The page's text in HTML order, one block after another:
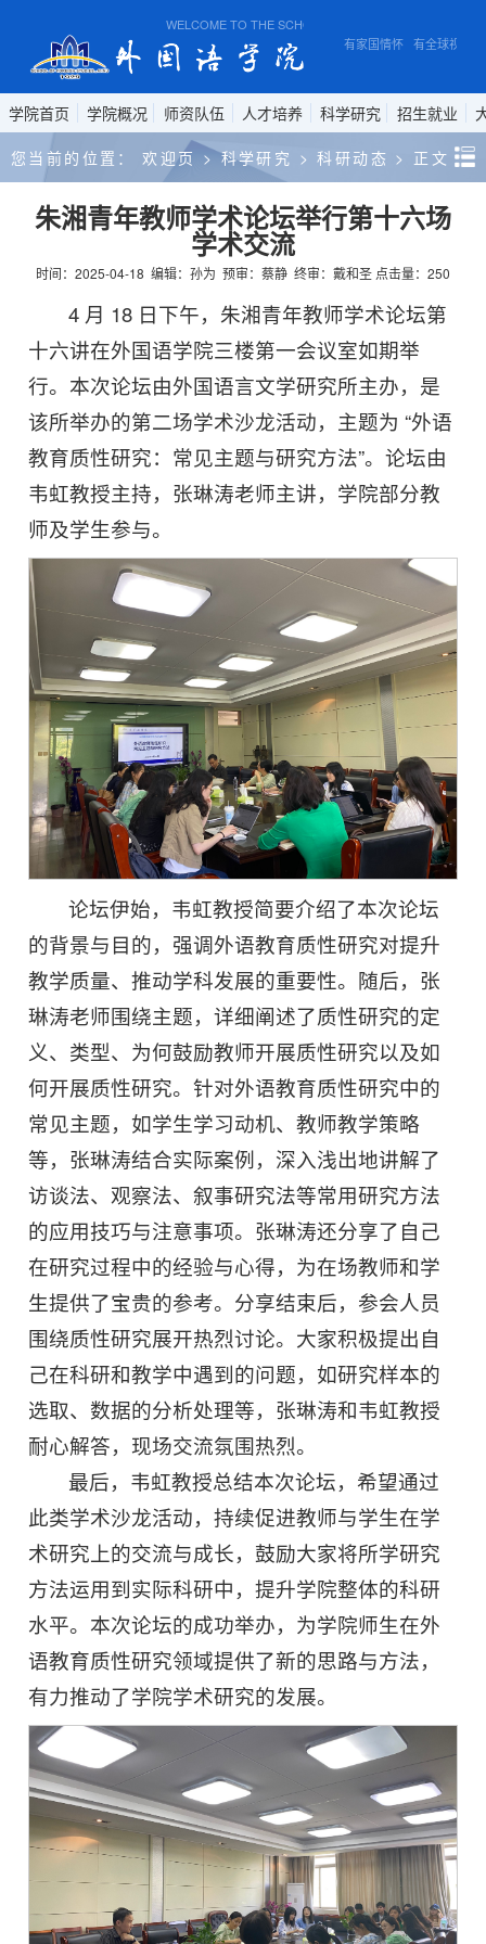
WELCOME TO THE SCHOOL OF FOREIGN STUDIES,
有家国情怀 有全球视野
学院首页 学院概况 师资队伍 人才培养 科学研究 招生就业
您当前的位置： 欢迎页 > 科学研究 > 科研动态 > 正文
朱湘青年教师学术论坛举行第十六场
学术交流
时间：2025-04-18 编辑：孙为 预审：蔡静 终审：戴和圣 点击量： 250
4 月 18 日下午，朱湘青年教师学术论坛第
十六讲在外国语学院三楼第一会议室如期举
行。本次论坛由外国语言文学研究所主办，是
该所举办的第二场学术沙龙活动，主题为 “外语
教育质性研究：常见主题与研究方法”。论坛由
韦虹教授主持，张琳涛老师主讲，学院部分教
师及学生参与。
论坛伊始，韦虹教授简要介绍了本次论坛
的背景与目的，强调外语教育质性研究对提升
教学质量、推动学科发展的重要性。随后，张
琳涛老师围绕主题，详细阐述了质性研究的定
义、类型、 为何鼓励教师开展质性研究以及如
何开展质性研究。针对外语教育质性研究中的
常见主题，如学生学习动机、教师教学策略
等，张琳涛结合实际案例，深入浅出地讲解了
访谈法、观察法、叙事研究法等常用研究方法
的应用技巧与注意事项。张琳涛还分享了自己
在研究过程中的经验与心得，为在场教师和学
生提供了宝贵的参考。分享结束后，参会人员
围绕质性研究展开热烈讨论。大家积极提出自
己在科研和教学中遇到的问题，如研究样本的
选取、数据的分析处理等，张琳涛和韦虹教授
耐心解答，现场交流氛围热烈。
最后，韦虹教授总结本次论坛，希望通过
此类学术沙龙活动，持续促进教师与学生在学
术研究上的交流与成长，鼓励大家将所学研究
方法运用到实际科研中，提升学院整体的科研
水平。本次论坛的成功举办，为学院师生在外
语教育质性研究领域提供了新的思路与方法，
有力推动了学院学术研究的发展。